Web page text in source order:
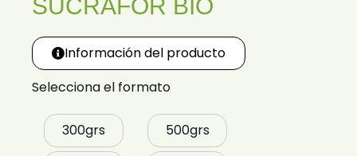
SUCRAFOR BIO
Información del producto
Selecciona el formato
300grs 500grs
Sucrafor
quantity